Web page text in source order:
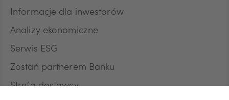
Informacje dla inwestorów
Analizy ekonomiczne
Serwis ESG
Zostań partnerem Banku
Strefa dostawcy